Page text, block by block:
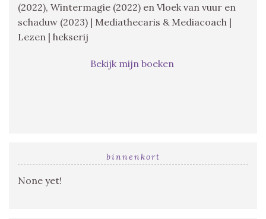
(2022), Wintermagie (2022) en Vloek van vuur en
schaduw (2023) | Mediathecaris & Mediacoach |
Lezen | hekserij
Bekijk mijn boeken
binnenkort
None yet!